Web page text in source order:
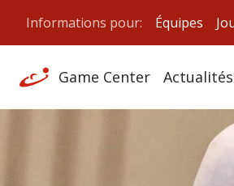
Informations pour: Équipes
Game Center Actualités